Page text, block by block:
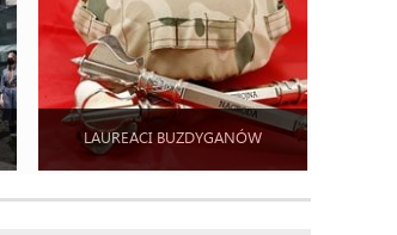
LAUREACI BUZDYGANÓW